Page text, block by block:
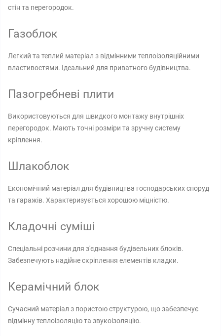
стін та перегородок.
Газоблок
Легкий та теплий матеріал з відмінними теплоізоляційними
властивостями. Ідеальний для приватного будівництва.
Пазогребневі плити
Використовуються для швидкого монтажу внутрішніх
перегородок. Мають точні розміри та зручну систему
кріплення.
Шлакоблок
Економічний матеріал для будівництва господарських споруд
та гаражів. Характеризується хорошою міцністю.
Кладочні суміші
Спеціальні розчини для з'єднання будівельних блоків.
Забезпечують надійне скріплення елементів кладки.
Керамічний блок
Сучасний матеріал з пористою структурою, що забезпечує
відмінну теплоізоляцію та звукоізоляцію.